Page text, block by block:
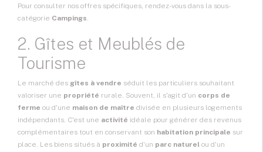
Pour consulter nos offres spécifiques, rendez-vous dans la sous-
catégorie Campings.
2. Gîtes et Meublés de
Tourisme
Le marché des gîtes à vendre séduit les particuliers souhaitant
valoriser une propriété rurale. Souvent, il s'agit d'un corps de
ferme ou d'une maison de maître divisée en plusieurs logements
indépendants. C'est une activité idéale pour générer des revenus
complémentaires tout en conservant son habitation principale sur
place. Les biens situés à proximité d'un parc naturel ou d'un